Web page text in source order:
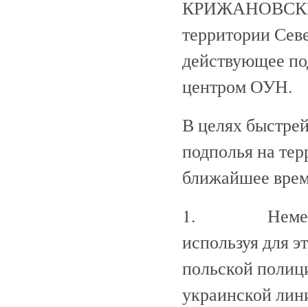
КРИЖАНОВСКИЙ
территории
действующее
центром ОУН.
В целях
подполья на
ближайшее
1.
используя для
польской
украинской